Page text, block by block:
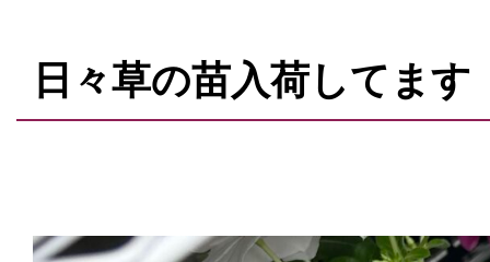
日々草の苗入荷してます